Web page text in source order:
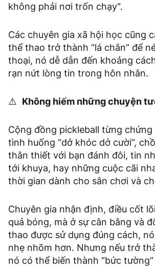
không phải nơi trốn chạy".
Các chuyên gia xã hội học cũng
thể thao trở thành “lá chắn” để
thoại, nó dễ dẫn đến khoảng
rạn nứt lòng tin trong hôn nhân.
⚠️ Không hiếm những chuyện
Cộng đồng pickleball từng
tình huống “dở khóc dở cười”,
thân thiết với bạn đánh đôi, tin
tới khuya, hay những cuộc cãi
thời gian dành cho sân chơi và
Chuyên gia nhận định, điều cốt
quả bóng, mà ở sự cân bằng và
thao được sử dụng đúng cách,
nhẹ nhõm hơn. Nhưng nếu trở
nó có thể biến thành “bức